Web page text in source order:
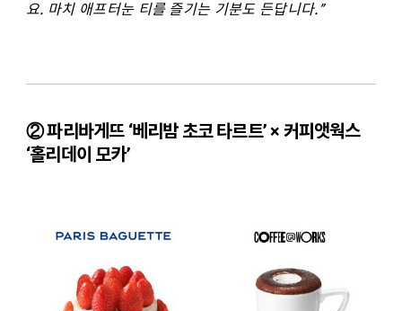
요. 마치 애프터눈 티를 즐기는 기분도 든답니다.”
② 파리바게뜨 ‘베리밤 초코 타르트’ × 커피앳웍스
‘홀리데이 모카’